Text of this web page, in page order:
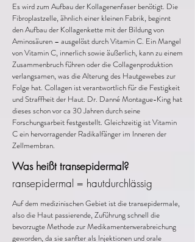
Es wird zum Aufbau der Kollagenenfaser benötigt. Die
Fibroplastzelle, ähnlich einer kleinen Fabrik, beginnt
den Aufbau der Kollagenkette mit der Bildung von
Aminosäuren – ausgelöst durch Vitamin C. Ein Mangel
von Vitamin C, innerlich sowie äußerlich, kann zu einem
Zusammenbruch führen oder die Collagenproduktion
verlangsamen, was die Alterung des Hautgewebes zur
Folge hat. Collagen ist verantwortlich für die Festigkeit
und Straffheit der Haut. Dr. Danné Montague-King hat
dieses schon vor ca 30 Jahren durch seine
Forschungsarbeit festgestellt. Gleichzeitig ist Vitamin
C ein hervorragender Radikalfänger im Inneren der
Zellmembran.
Was heißt transepidermal?
ransepidermal = hautdurchlässig
Auf dem medizinischen Gebiet ist die transepidermale,
also die Haut passierende, Zuführung schnell die
bevorzugte Methode zur Medikamentenverabreichung
geworden, da sie sanfter als Injektionen und orale